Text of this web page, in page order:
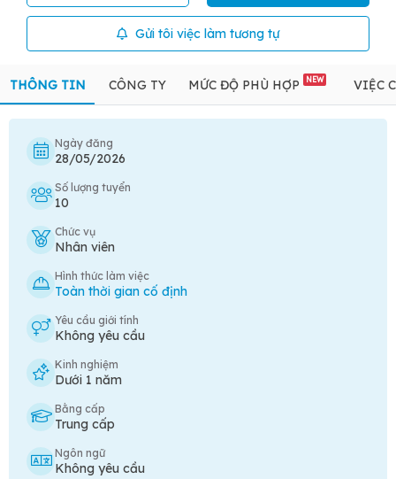
Gửi tôi việc làm tương tự
THÔNG TIN CÔNG TY MỨC ĐỘ PHÙ HỢP NEW VIỆC
Ngày đăng
28/05/2026
Số lượng tuyển
10
Chức vụ
Nhân viên
Hình thức làm việc
Toàn thời gian cố định
Yêu cầu giới tính
Không yêu cầu
Kinh nghiệm
Dưới 1 năm
Bằng cấp
Trung cấp
Ngôn ngữ
Không yêu cầu